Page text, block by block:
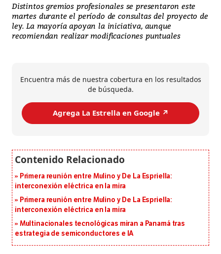
Distintos gremios profesionales se presentaron este
martes durante el período de consultas del proyecto de
ley. La mayoría apoyan la iniciativa, aunque
recomiendan realizar modificaciones puntuales
Encuentra más de nuestra cobertura en los resultados
de búsqueda.
Agrega La Estrella en Google ↗️
Primera reunión entre Mulino y De La Espriella:
interconexión eléctrica en la mira
Primera reunión entre Mulino y De La Espriella:
interconexión eléctrica en la mira
Multinacionales tecnológicas miran a Panamá tras
estrategia de semiconductores e IA